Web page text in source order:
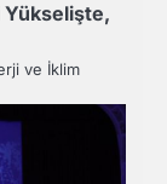
Yükselişte,
ve İklim